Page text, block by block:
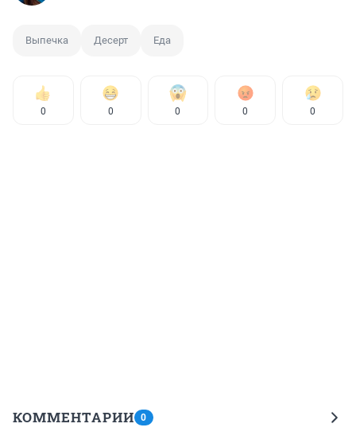
Выпечка Десерт Еда
0 0 0 0 0
КОММЕНТАРИИ 0